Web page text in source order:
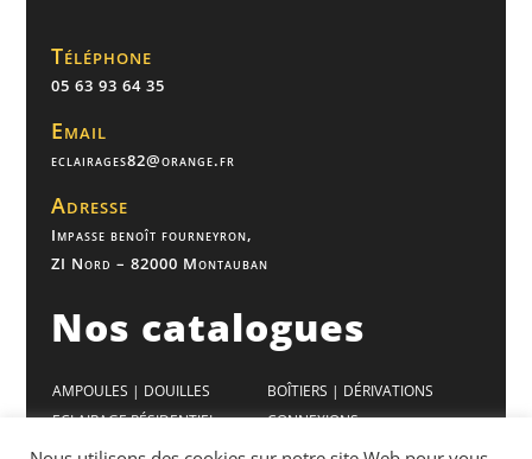
Téléphone
05 63 93 64 35
Email
eclairages82@orange.fr
Adresse
Impasse benoît fourneyron,
ZI Nord – 82000 Montauban
Nos catalogues
AMPOULES | DOUILLES
BOÎTIERS | DÉRIVATIONS
ECLAIRAGE RÉSIDENTIEL
CONNEXIONS
ECLAIRAGE BUREAUX
VENTILATION